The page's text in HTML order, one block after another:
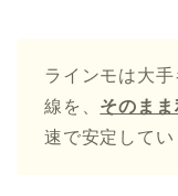
ラインモは大
線を、 そのま
速で安定してい